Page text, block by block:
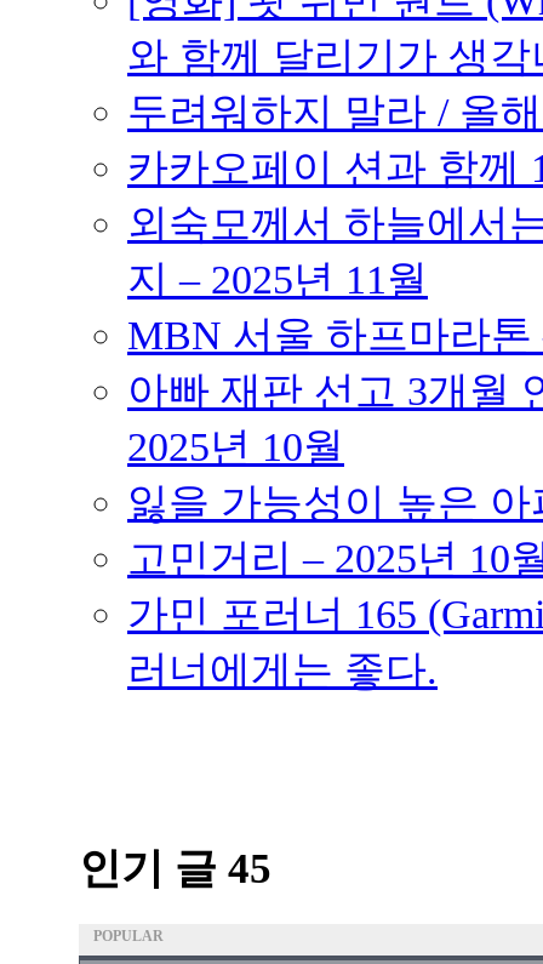
와 함께 달리기가 생각
두려워하지 말라 / 올
카카오페이 션과 함께
외숙모께서 하늘에서
지 – 2025년 11월
MBN 서울 하프마라톤
아빠 재판 선고 3개월
2025년 10월
잃을 가능성이 높은
고민거리 – 2025년 10
가민 포러너 165
러너에게는 좋다.
인기 글 45
POPULAR